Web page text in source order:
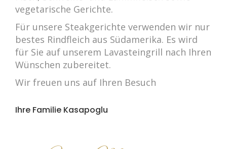
vegetarische Gerichte.
Für unsere Steakgerichte verwenden wir nur
bestes Rindfleich aus Südamerika. Es wird
für Sie auf unserem Lavasteingrill nach Ihren
Wünschen zubereitet.
Wir freuen uns auf Ihren Besuch
Ihre Familie Kasapoglu